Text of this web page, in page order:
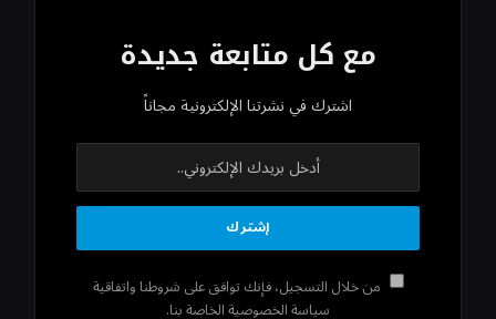
مع كل متابعة جديدة
اشترك في نشرتنا الإلكترونية مجاناً
من خلال التسجيل، فإنك توافق على شروطنا واتفاقية
سياسة الخصوصية الخاصة بنا.